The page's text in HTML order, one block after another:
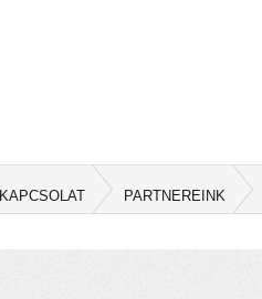
KAPCSOLAT PARTNEREINK